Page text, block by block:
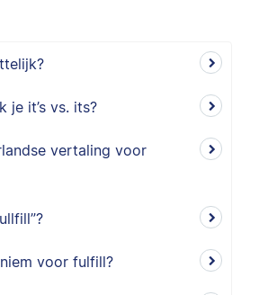
je it’s vs. its?
vertaling voor
voor fulfill?